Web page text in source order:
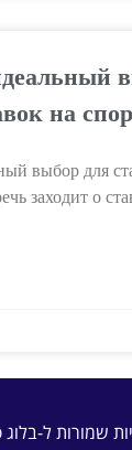
на
выбор для
заходит о
שמורות ל-בלוג